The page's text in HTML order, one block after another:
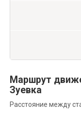
Маршрут
Зуевка
Расстояние между